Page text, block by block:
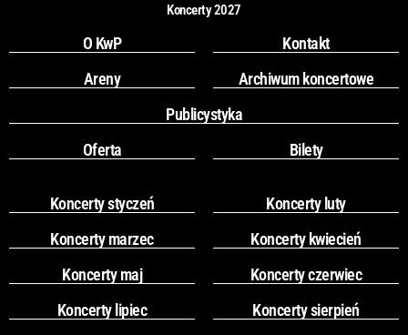
Koncerty 2027
O KwP
Kontakt
Areny
Archiwum koncertowe
Publicystyka
Oferta
Bilety
Koncerty styczeń
Koncerty luty
Koncerty marzec
Koncerty kwiecień
Koncerty maj
Koncerty czerwiec
Koncerty lipiec
Koncerty sierpień